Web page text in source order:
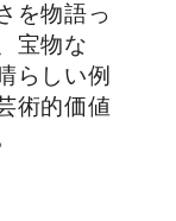
を物語っ
宝物な
らしい例
術的価値